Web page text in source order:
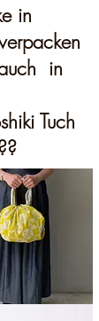
in
in
Tuch